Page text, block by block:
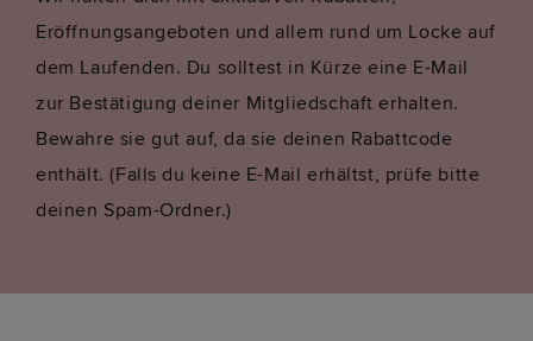
Eröffnungsangeboten und allem rund um Locke auf
dem Laufenden. Du solltest in Kürze eine E-Mail
zur Bestätigung deiner Mitgliedschaft erhalten.
Bewahre sie gut auf, da sie deinen Rabattcode
enthält. (Falls du keine E-Mail erhältst, prüfe bitte
deinen Spam-Ordner.)